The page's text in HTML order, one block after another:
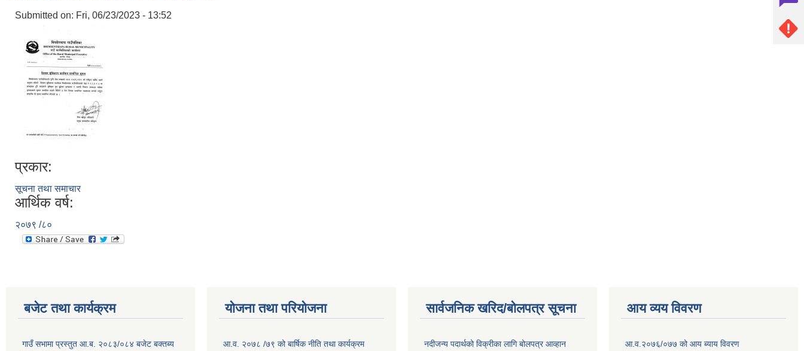
Submitted on: Fri, 06/23/2023 - 13:52
प्रकार:
सूचना तथा समाचार
आर्थिक वर्ष:
२०७९ /८०
बजेट तथा कार्यक्रम
गाउँ सभामा प्रस्तुत आ.ब. २०८३/०८४ बजेट बक्तब्य
योजना तथा परियोजना
आ.व. २०७८ /७९ को बार्षिक नीति तथा कार्यक्रम
सार्वजनिक खरिद/बोलपत्र सूचना
नदीजन्य पदार्थको विक्रीका लागि बोलपत्र आव्हान
आय व्यय विवरण
आ.व.२०७६/०७७ को आय ब्याय विवरण